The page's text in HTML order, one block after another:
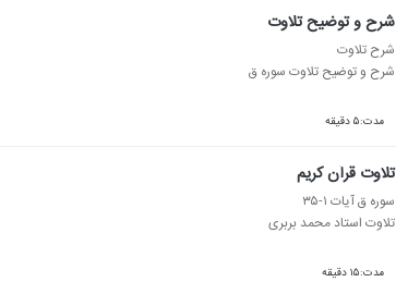
شرح و توضیح تلاوت
شرح تلاوت
شرح و توضیح تلاوت سوره ق
مدت:۵ دقیقه
تلاوت قرآن كریم
سوره ق آیات ۱-۳۵
تلاوت استاد محمد بربری
مدت:۱۵ دقیقه